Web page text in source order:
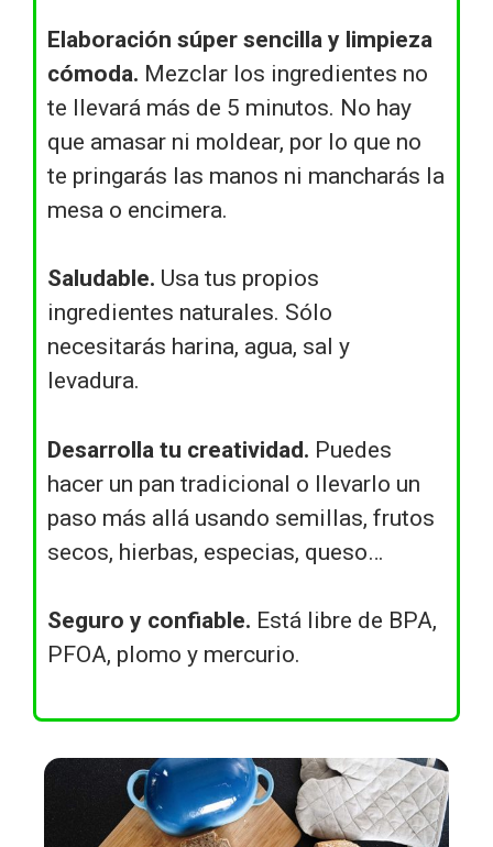
Elaboración súper sencilla y limpieza
cómoda. Mezclar los ingredientes no
te llevará más de 5 minutos. No hay
que amasar ni moldear, por lo que no
te pringarás las manos ni mancharás la
mesa o encimera.
Saludable. Usa tus propios
ingredientes naturales. Sólo
necesitarás harina, agua, sal y
levadura.
Desarrolla tu creatividad. Puedes
hacer un pan tradicional o llevarlo un
paso más allá usando semillas, frutos
secos, hierbas, especias, queso…
Seguro y confiable. Está libre de BPA,
PFOA, plomo y mercurio.